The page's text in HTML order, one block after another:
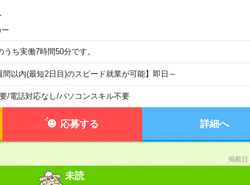
ー
ち実働7時間50分です。
以内(最短2日目)のスピード就業が可能】即日～
/電話対応なし/パソコンスキル不要
応募する 詳細へ
掲載日
未読